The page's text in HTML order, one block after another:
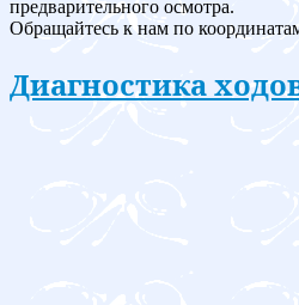
предварительного осмотра.
Обращайтесь к нам по
Диагностика